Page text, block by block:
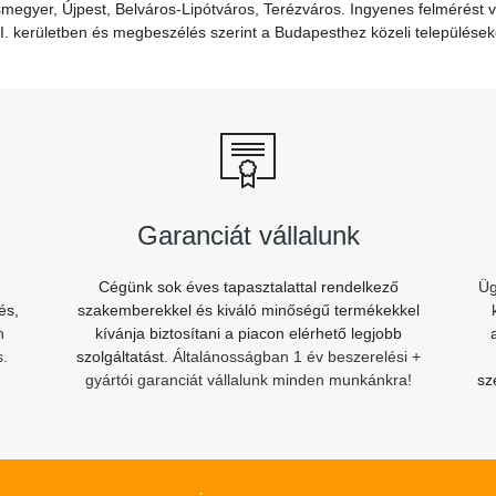
Újpest, Belváros-Lipótváros, Terézváros. Ingyenes felmérést
kerületben és megbeszélés szerint a Budapesthez közeli
Garanciát vállalunk
Cégünk sok éves tapasztalattal rendelkező
szakemberekkel és kiváló minőségű termékekkel
kívánja biztosítani a piacon elérhető legjobb
szolgáltatást. Általánosságban 1 év beszerelési +
gyártói garanciát vállalunk minden munkánkra!